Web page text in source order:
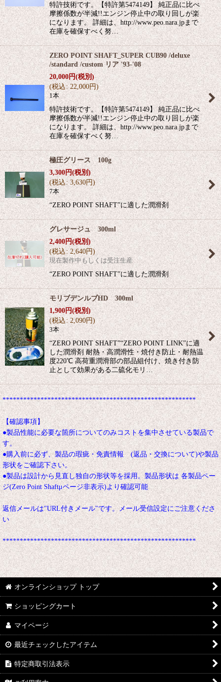
特許技術です。【特許第5474149】 純正品に比べ
摩擦係数が半減!!エンジン停止中の取り回しが楽
になります。 詳細は、http://www.peo.nara.jpまで
在庫を確保すべく努…
ZERO POINT SHAFT_SUPER CUB90 /deluxe
/standard /custom リア '93-'08
20,000円(税別)
(税込: 22,000円)
1本
特許技術です。【特許第5474149】 純正品に比べ
摩擦係数が半減!!エンジン停止中の取り回しが楽
になります。 詳細は、http://www.peo.nara.jpまで
在庫を確保すべく努…
極圧グリース 100g
3,300円(税別)
(税込: 3,630円)
7本
“ZERO POINT SHAFT”に適した潤滑剤
グレサージュ 300ml
2,400円(税別)
(税込: 2,640円)
現在製作中もしくは受注生産
“ZERO POINT SHAFT”に適した潤滑剤
モリブデンルブHD 300ml
1,900円(税別)
(税込: 2,090円)
3本
“ZERO POINT SHAFT”“ZERO POINT LINK”に適
した潤滑剤 耐熱・高潤滑性・焼付き防止・耐熱温
度220℃ 高荷重潤滑部の部品組付け、焼き付き防
止として効果がある二硫化モリ…
********************************************************
【確認事項】
●製品性能に必要な箇所についてのみコストを集中させている製品で
す。
●購入前に必ず、製品の瑕疵・免責情報 (返品・交換について)や製品
形状をご確認下さい。
●製品は設計から見直し独自の形状等を採用。製品形状は 各製品ペー
ジ(Zero Point Shaftμページ非表示)より確認可能
返信メールは"URL付きメール"です。メール受信設定にご注意くださ
い
********************************************************
オンラインショップ トップ
ショッピングカート
マイページ
最近チェックしたアイテム
特定商取引法表示